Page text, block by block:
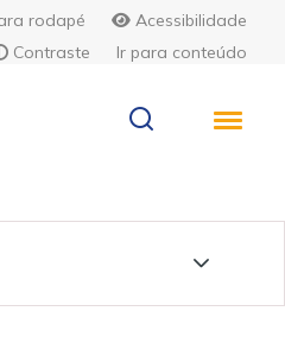
Acessibilidade
rodapé
Ir para conteúdo
Contraste